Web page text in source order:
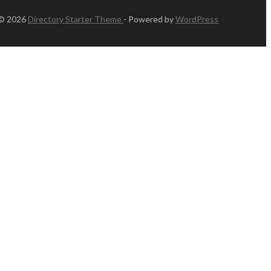
2026 Directory Starter Theme - Powered byWordPress